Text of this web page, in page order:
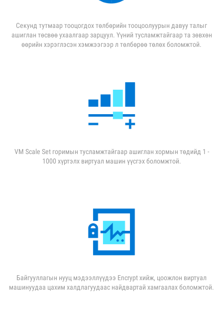
Секунд тутмаар тооцогдох төлбөрийн тооцоолуурын давуу талыг
ашиглан төсвөө ухаалгаар зарцуул. Үүний тусламжтайгаар та зөвхөн
өөрийн хэрэглэсэн хэмжээгээр л төлбөрөө төлөх боломжтой.
VM Scale Set горимын тусламжтайгаар ашиглан хормын төдийд 1 -
1000 хүртэлх виртуал машин үүсгэх боломжтой.
Байгууллагын нууц мэдээллүүдээ Encrypt хийж, цоожлон виртуал
машинуудаа цахим халдлагуудаас найдвартай хамгаалах боломжтой.